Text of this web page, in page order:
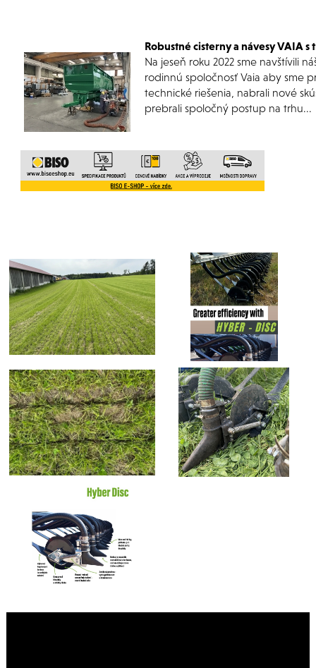
Robustné cisterny a návesy VAIA s
Na jeseň roku 2022 sme navštívili
rodinnú spoločnosť Vaia aby sme
technické riešenia, nabrali nové
prebrali spoločný postup na trhu...